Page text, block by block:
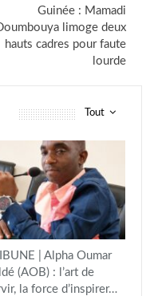
Guinée : Mamadi
limoge deux
hauts cadres pour faute
lourde
Tout
| Alpha Oumar
(AOB) : l’art de
la force d’inspirer…